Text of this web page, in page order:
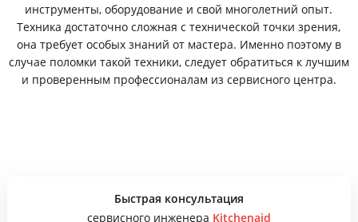
инструменты, оборудование и свой многолетний опыт.
Техника достаточно сложная с технической точки зрения,
она требует особых знаний от мастера. Именно поэтому в
случае поломки такой техники, следует обратиться к лучшим
и проверенным профессионалам из сервисного центра.
Быстрая консультация
сервисного инженера Kitchenaid